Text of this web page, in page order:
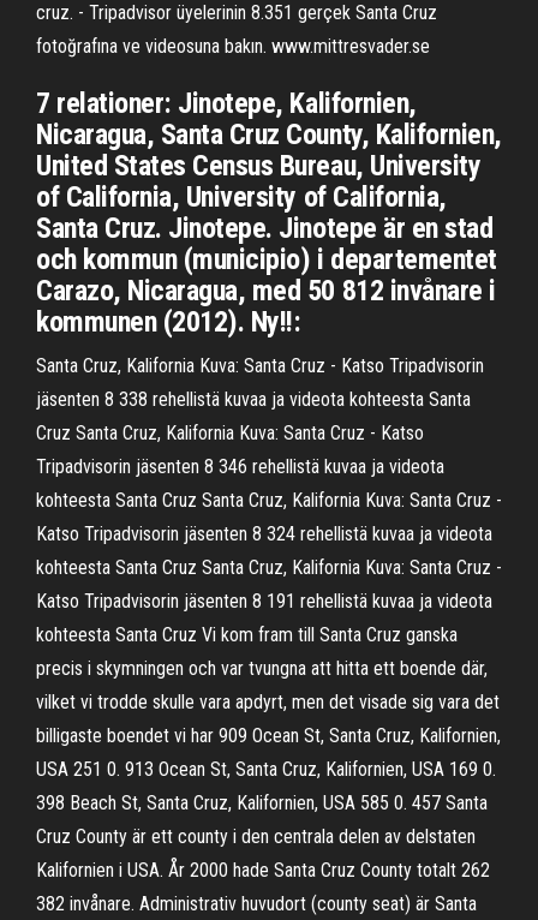
cruz. - Tripadvisor üyelerinin 8.351 gerçek Santa Cruz
fotoğrafına ve videosuna bakın. www.mittresvader.se
7 relationer: Jinotepe, Kalifornien,
Nicaragua, Santa Cruz County, Kalifornien,
United States Census Bureau, University
of California, University of California,
Santa Cruz. Jinotepe. Jinotepe är en stad
och kommun (municipio) i departementet
Carazo, Nicaragua, med 50 812 invånare i
kommunen (2012). Ny!!:
Santa Cruz, Kalifornia Kuva: Santa Cruz - Katso Tripadvisorin
jäsenten 8 338 rehellistä kuvaa ja videota kohteesta Santa
Cruz Santa Cruz, Kalifornia Kuva: Santa Cruz - Katso
Tripadvisorin jäsenten 8 346 rehellistä kuvaa ja videota
kohteesta Santa Cruz Santa Cruz, Kalifornia Kuva: Santa Cruz -
Katso Tripadvisorin jäsenten 8 324 rehellistä kuvaa ja videota
kohteesta Santa Cruz Santa Cruz, Kalifornia Kuva: Santa Cruz -
Katso Tripadvisorin jäsenten 8 191 rehellistä kuvaa ja videota
kohteesta Santa Cruz Vi kom fram till Santa Cruz ganska
precis i skymningen och var tvungna att hitta ett boende där,
vilket vi trodde skulle vara apdyrt, men det visade sig vara det
billigaste boendet vi har 909 Ocean St, Santa Cruz, Kalifornien,
USA 251 0. 913 Ocean St, Santa Cruz, Kalifornien, USA 169 0.
398 Beach St, Santa Cruz, Kalifornien, USA 585 0. 457 Santa
Cruz County är ett county i den centrala delen av delstaten
Kalifornien i USA. År 2000 hade Santa Cruz County totalt 262
382 invånare. Administrativ huvudort (county seat) är Santa